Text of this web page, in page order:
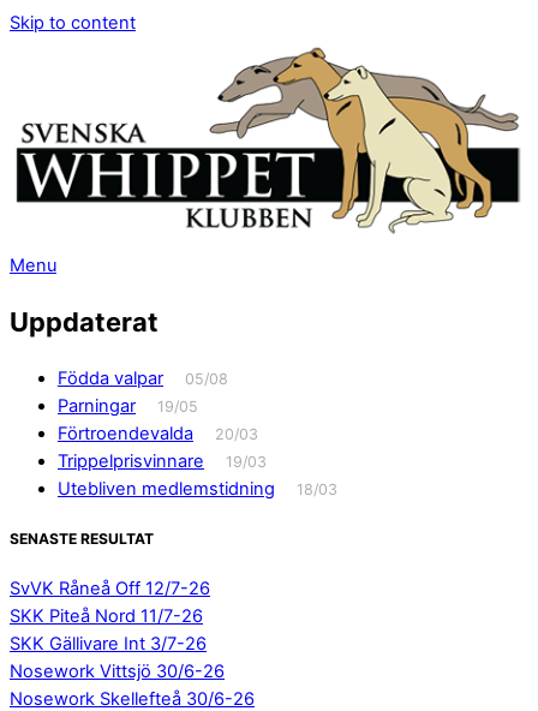
Skip to content
Menu
Uppdaterat
Födda valpar 05/08
Parningar 19/05
Förtroendevalda 20/03
Trippelprisvinnare 19/03
Utebliven medlemstidning 18/03
SENASTE RESULTAT
SvVK Råneå Off 12/7-26
SKK Piteå Nord 11/7-26
SKK Gällivare Int 3/7-26
Nosework Vittsjö 30/6-26
Nosework Skellefteå 30/6-26